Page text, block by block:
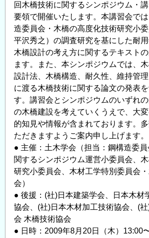
回木橋技術に関するシンポジウム・
要領で開催いたします。本講習会で
造委員会・木橋の高度化技術研究小委
平沢秀之）の調査研究を基にした耐
木橋設計の考え方に関するテキスト
ます。また、本シンポジウムでは、木
設計法、木橋構造、耐久性、維持管
に渡る木橋技術に関する論文の発表
す。講習会とシンポジウムのいずれ
の木橋建設を考えていくうえで、大
的知見や情報が含まれております。
ただきますようご案内申し上げます。
● 主催：土木学会（担当：鋼構造委
関するシンポジウム運営小委員会、
研究小委員会、木材工学特別委員会
会）
● 後援：(社)日本建築学会、日本木材
協会、(社)日本木材加工技術協会、(
会 木橋技術協会
● 日時：2009年8月20日（木）13:00